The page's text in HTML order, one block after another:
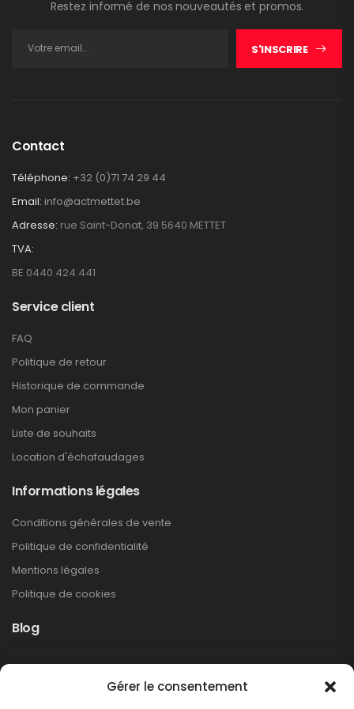
Gérer le consentement
Restez informé de nos nouveautés et promos.
S'INSCRIRE
Contact
Téléphone: +32 (0)71 74 29 44
Email: info@actmettet.be
Adresse: rue Saint-Donat, 39 5640 METTET
TVA:
BE 0440.424.441
Service client
FAQ
Politique de retour
Historique de commande
Mon panier
Liste de souhaits
Location d'échafaudages
Informations légales
Conditions générales de vente
Politique de confidentialité
Mentions légales
Politique de cookies
Blog